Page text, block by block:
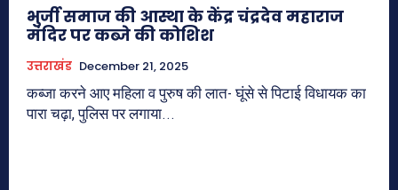
भुर्जी समाज की आस्था के केंद्र चंद्रदेव महाराज
मंदिर पर कब्जे की कोशिश
उत्तराखंड December 21, 2025
कब्जा करने आए महिला व पुरुष की लात- घूंसे से पिटाई विधायक का
पारा चढ़ा, पुलिस पर लगाया...